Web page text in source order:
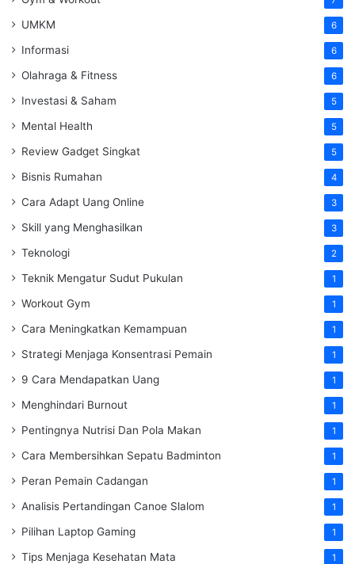
UMKM 6
Informasi 6
Olahraga & Fitness 6
Investasi & Saham 5
Mental Health 5
Review Gadget Singkat 5
Bisnis Rumahan 4
Cara Adapt Uang Online 3
Skill yang Menghasilkan 3
Teknologi 2
Teknik Mengatur Sudut Pukulan 1
Workout Gym 1
Cara Meningkatkan Kemampuan 1
Strategi Menjaga Konsentrasi Pemain 1
9 Cara Mendapatkan Uang 1
Menghindari Burnout 1
Pentingnya Nutrisi Dan Pola Makan 1
Cara Membersihkan Sepatu Badminton 1
Peran Pemain Cadangan 1
Analisis Pertandingan Canoe Slalom 1
Pilihan Laptop Gaming 1
Tips Menjaga Kesehatan Mata 1